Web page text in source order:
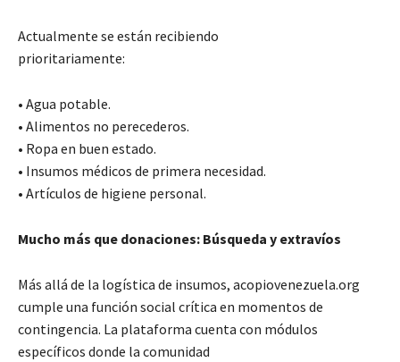
Actualmente se están recibiendo
prioritariamente:
• Agua potable.
• Alimentos no perecederos.
• Ropa en buen estado.
• Insumos médicos de primera necesidad.
• Artículos de higiene personal.
Mucho más que donaciones: Búsqueda y extravíos
Más allá de la logística de insumos, acopiovenezuela.org
cumple una función social crítica en momentos de
contingencia. La plataforma cuenta con módulos
específicos donde la comunidad